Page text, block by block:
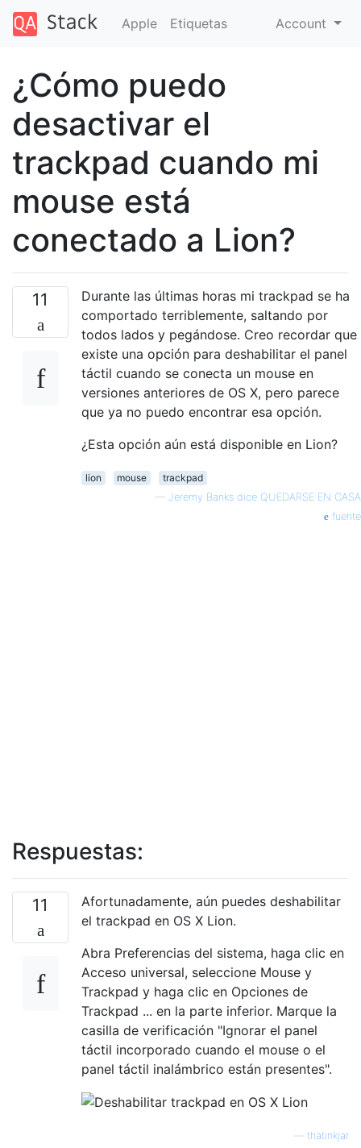
Apple Etiquetas Account
¿Cómo puedo
desactivar el
trackpad cuando mi
mouse está
conectado a Lion?
11
Durante las últimas horas mi trackpad se ha
comportado terriblemente, saltando por
todos lados y pegándose. Creo recordar que
existe una opción para deshabilitar el panel
táctil cuando se conecta un mouse en
versiones anteriores de OS X, pero parece
que ya no puedo encontrar esa opción.
¿Esta opción aún está disponible en Lion?
lion mouse
trackpad
— Jeremy Banks dice QUEDARSE EN CASA
fuente
Respuestas:
11
Afortunadamente, aún puedes deshabilitar
el trackpad en OS X Lion.
Abra Preferencias del sistema, haga clic en
Acceso universal, seleccione Mouse y
Trackpad y haga clic en Opciones de
Trackpad ... en la parte inferior. Marque la
casilla de verificación "Ignorar el panel
táctil incorporado cuando el mouse o el
panel táctil inalámbrico están presentes".
thatinkjar